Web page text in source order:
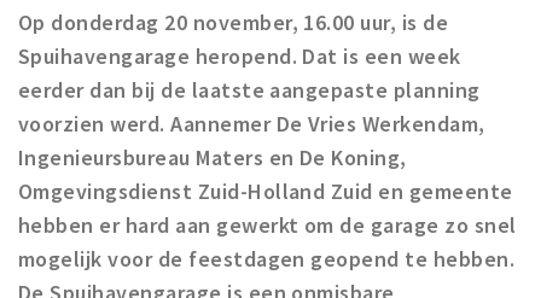
Recreatief
Winkels
Winkelgebieden
Parkeren
Bezienswaardigheden
Musea, theaters & podia
Uitjes & activiteiten
Op donderdag 20 november, 16.00 uur, is de
Spuihavengarage heropend. Dat is een week
eerder dan bij de laatste aangepaste planning
voorzien werd. Aannemer De Vries Werkendam,
Ingenieursbureau Maters en De Koning,
Omgevingsdienst Zuid-Holland Zuid en gemeente
hebben er hard aan gewerkt om de garage zo snel
mogelijk voor de feestdagen geopend te hebben.